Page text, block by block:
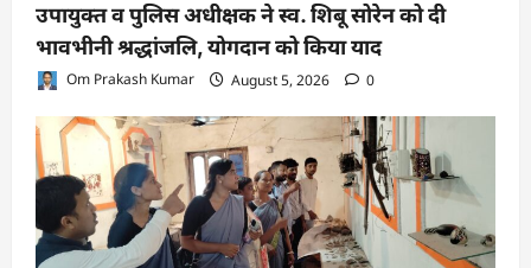
उपायुक्त व पुलिस अधीक्षक ने स्व. शिबू सोरेन को दी
भावभीनी श्रद्धांजलि, योगदान को किया याद
Om Prakash Kumar August 5, 2026 0